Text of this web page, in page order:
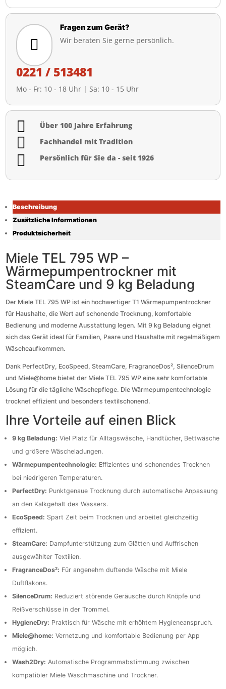

Fragen zum Gerät?
Wir beraten Sie gerne persönlich.
0221 / 513481
Mo - Fr: 10 - 18 Uhr | Sa: 10 - 15 Uhr
 Über 100 Jahre Erfahrung
 Fachhandel mit Tradition
 Persönlich für Sie da - seit 1926
Beschreibung
Zusätzliche Informationen
Produktsicherheit
Miele TEL 795 WP –
Wärmepumpentrockner mit
SteamCare und 9 kg Beladung
Der Miele TEL 795 WP ist ein hochwertiger T1 Wärmepumpentrockner
für Haushalte, die Wert auf schonende Trocknung, komfortable
Bedienung und moderne Ausstattung legen. Mit 9 kg Beladung eignet
sich das Gerät ideal für Familien, Paare und Haushalte mit regelmäßigem
Wäscheaufkommen.
Dank PerfectDry, EcoSpeed, SteamCare, FragranceDos², SilenceDrum
und Miele@home bietet der Miele TEL 795 WP eine sehr komfortable
Lösung für die tägliche Wäschepflege. Die Wärmepumpentechnologie
trocknet effizient und besonders textilschonend.
Ihre Vorteile auf einen Blick
9 kg Beladung: Viel Platz für Alltagswäsche, Handtücher, Bettwäsche
und größere Wäscheladungen.
Wärmepumpentechnologie: Effizientes und schonendes Trocknen
bei niedrigeren Temperaturen.
PerfectDry: Punktgenaue Trocknung durch automatische Anpassung
an den Kalkgehalt des Wassers.
EcoSpeed: Spart Zeit beim Trocknen und arbeitet gleichzeitig
effizient.
SteamCare: Dampfunterstützung zum Glätten und Auffrischen
ausgewählter Textilien.
FragranceDos²: Für angenehm duftende Wäsche mit Miele
Duftflakons.
SilenceDrum: Reduziert störende Geräusche durch Knöpfe und
Reißverschlüsse in der Trommel.
HygieneDry: Praktisch für Wäsche mit erhöhtem Hygieneanspruch.
Miele@home: Vernetzung und komfortable Bedienung per App
möglich.
Wash2Dry: Automatische Programmabstimmung zwischen
kompatibler Miele Waschmaschine und Trockner.